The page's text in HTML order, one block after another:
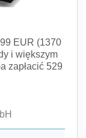
EUR (1370
i większym
zapłacić 529